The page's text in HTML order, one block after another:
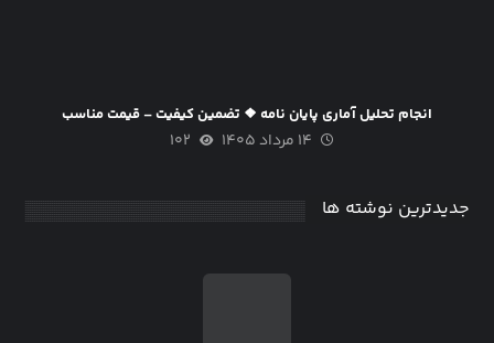
انجام تحلیل آماری پایان نامه ❖ تضمین کیفیت – قیمت مناسب
۱۴ مرداد ۱۴۰۵ ۱۰۲
جدیدترین نوشته ها